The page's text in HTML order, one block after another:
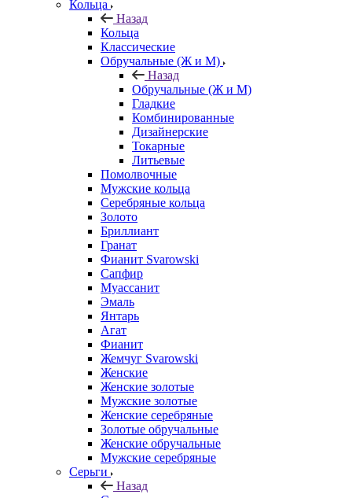
Кольца
Назад
Кольца
Классические
Обручальные (Ж и М)
Назад
Обручальные (Ж и М)
Гладкие
Комбинированные
Дизайнерские
Токарные
Литьевые
Помолвочные
Мужские кольца
Серебряные кольца
Золото
Бриллиант
Гранат
Фианит Svarowski
Сапфир
Муассанит
Эмаль
Янтарь
Агат
Фианит
Жемчуг Svarowski
Женские
Женские золотые
Мужские золотые
Женские серебряные
Золотые обручальные
Женские обручальные
Мужские серебряные
Серьги
Назад